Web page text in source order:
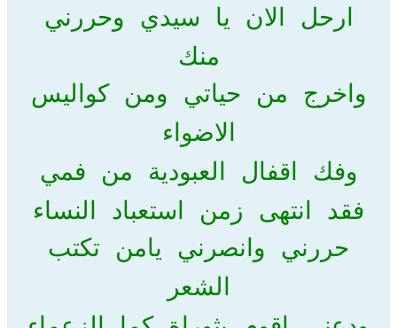
ارحل الان يا سيدي وحررني
منك
واخرج من حياتي ومن كواليس
الاضواء
وفك اقفال العبودية من فمي
فقد انتهى زمن استعباد النساء
حررني وانصرني يامن تكتب
الشعر